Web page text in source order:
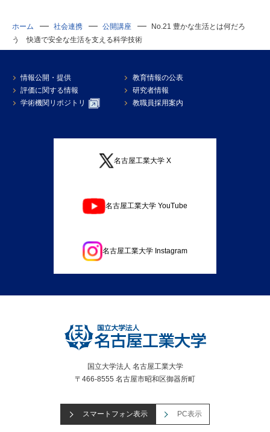
ホーム 社会連携 公開講座
No.21 豊かな生活とは何だろ
う 快適で安全な生活を支える科学技術
情報公開・提供
教育情報の公表
評価に関する情報
研究者情報
学術機関リポジトリ
教職員採用案内
名古屋工業大学 X
名古屋工業大学 YouTube
名古屋工業大学 Instagram
国立大学法人 名古屋工業大学
〒466-8555 名古屋市昭和区御器所町
スマートフォン表示 PC表示